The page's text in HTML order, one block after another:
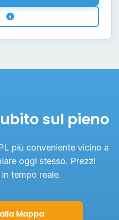
sul pieno
più conveniente vicino a
oggi stesso. Prezzi
tempo reale.
Mappa